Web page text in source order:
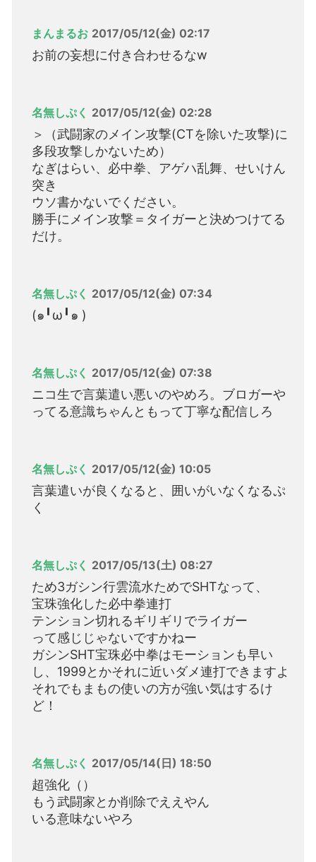
まんまるお 2017/05/12(金) 02:17
お前の妄想に付き合わせるなw
名無しぷく 2017/05/12(金) 02:28
＞（武闘家のメイン攻撃(CTを除いた攻撃)に
多段攻撃しかないため）
なぎはらい、必中拳、アゲハ乱舞、せいけん
突き
ウソ書かないでください。
勝手にメイン攻撃＝タイガーと決めつけてる
だけ。
名無しぷく 2017/05/12(金) 07:34
(๑╹ω╹๑ )
名無しぷく 2017/05/12(金) 07:38
ニコ生で言葉遣い悪いのやめろ。ブロガーや
ってる意識ちゃんともって丁寧な配信しろ
名無しぷく 2017/05/12(金) 10:05
言葉遣いが良くなると、囲いがいなくなるぷ
く
名無しぷく 2017/05/13(土) 08:27
ため3ガシン行雲流水ためでSHTなって、
宝珠強化した必中拳連打
テンション切れるギリギリでライガー
って感じじゃないですかねー
ガシンSHT宝珠必中拳はモーションも早い
し、1999とかそれに近いダメ連打できますよ
それでもまもの使いの方が強い気はするけ
ど！
名無しぷく 2017/05/14(日) 18:50
超強化（）
もう武闘家とか削除でええやん
いる意味ないやろ